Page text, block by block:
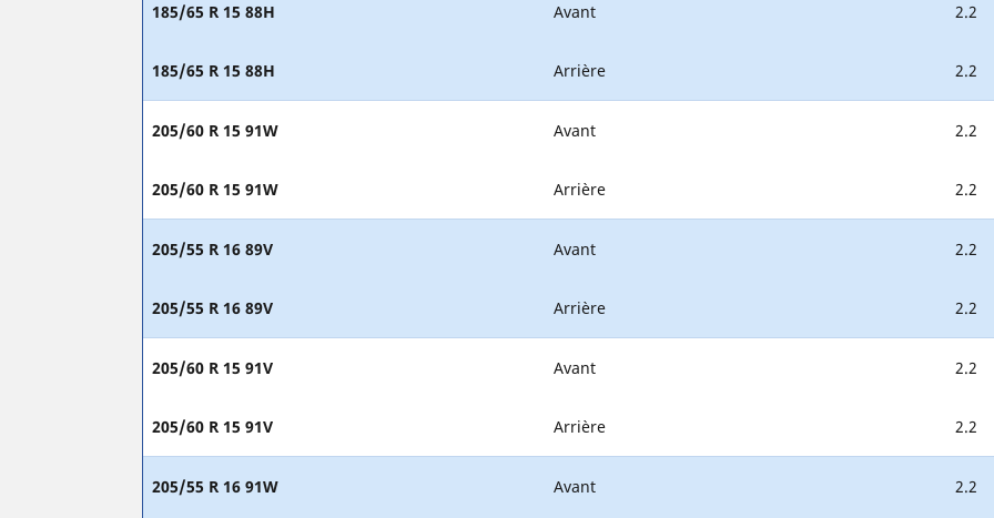
185/65 R 15 88H Avant 2.2
185/65 R 15 88H Arrière 2.2
205/60 R 15 91W Avant 2.2
205/60 R 15 91W Arrière 2.2
205/55 R 16 89V Avant 2.2
205/55 R 16 89V Arrière 2.2
205/60 R 15 91V Avant 2.2
205/60 R 15 91V Arrière 2.2
205/55 R 16 91W Avant 2.2